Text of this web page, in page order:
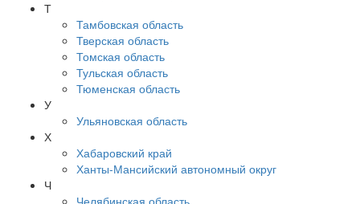
Т
Тамбовская область
Тверская область
Томская область
Тульская область
Тюменская область
У
Ульяновская область
Х
Хабаровский край
Ханты-Мансийский автономный округ
Ч
Челябинская область